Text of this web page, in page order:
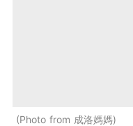
Photo from 成洛媽媽